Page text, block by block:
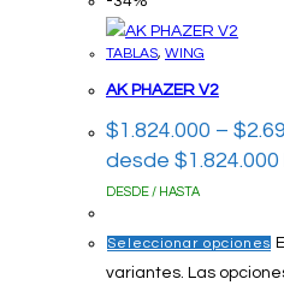
TABLAS, WING
AK PHAZER V2
$1.824.000 – $
desde
DESDE / HASTA
Seleccionar opciones
variantes. Las